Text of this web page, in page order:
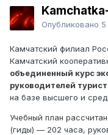
Опубликовано
Камчатский филиал
Камчатский
объединенный курс
руководителей
на базе высшего и
Учебный план
(гиды) — 202 часа,